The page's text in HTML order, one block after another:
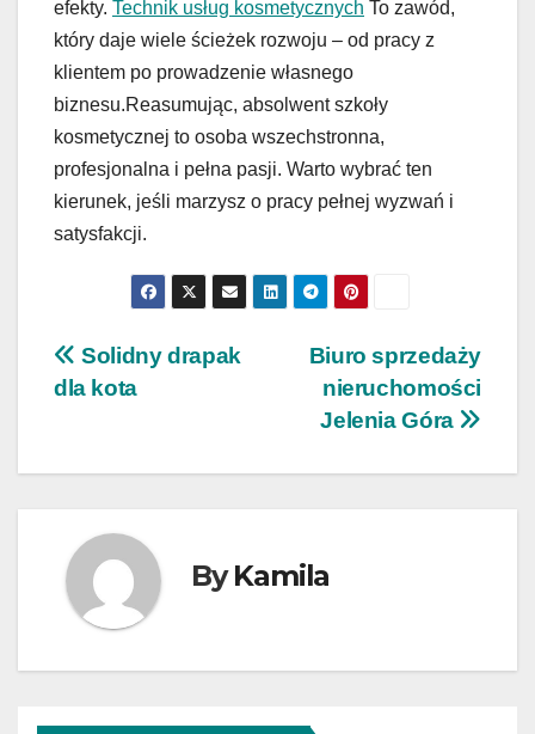
efekty. Technik usług kosmetycznych To zawód,
który daje wiele ścieżek rozwoju – od pracy z
klientem po prowadzenie własnego
biznesu.Reasumując, absolwent szkoły
kosmetycznej to osoba wszechstronna,
profesjonalna i pełna pasji. Warto wybrać ten
kierunek, jeśli marzysz o pracy pełnej wyzwań i
satysfakcji.
Nawigacja
Biuro sprzedaży
nieruchomości
Jelenia Góra
Solidny drapak
dla kota
ByKamila